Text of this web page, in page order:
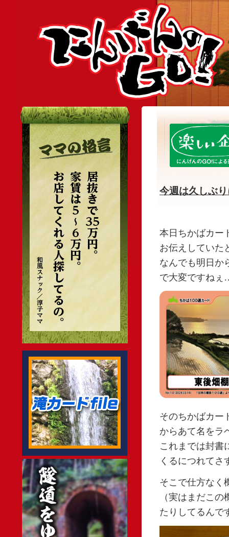
今週は久しぶ
本日ちかばカー
お伝えしていた
なんでも明日か
で大変ですね
そのちかばカー
からあて名をラ
これまでは封書
くるにつれてさ
そこで仕方なく
（実はまだこ
たりしてるん